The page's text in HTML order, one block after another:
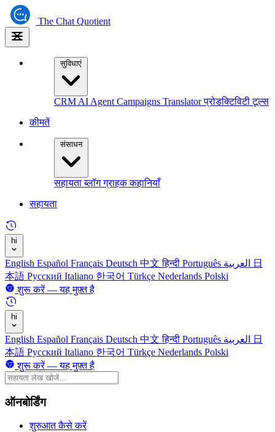
The Chat Quotient
सुविधाएं
CRM AI Agent Campaigns Translatorप्रोडक्टिविटी टूल्स
कीमतें
संसाधन
सहायताब्लॉगग्राहक कहानियाँ
सहायता
hi
English Español Français Deutsch 中文हिन्दी Português
日
本語 Русский Italiano 한국어 Türkçe Nederlands Polski
शुरू करें — यह मुफ़्त है
hi
English Español Français Deutsch 中文हिन्दी Português
日
本語 Русский Italiano 한국어 Türkçe Nederlands Polski
शुरू करें — यह मुफ़्त है
ऑनबोर्डिंग
शुरुआत कैसे करें